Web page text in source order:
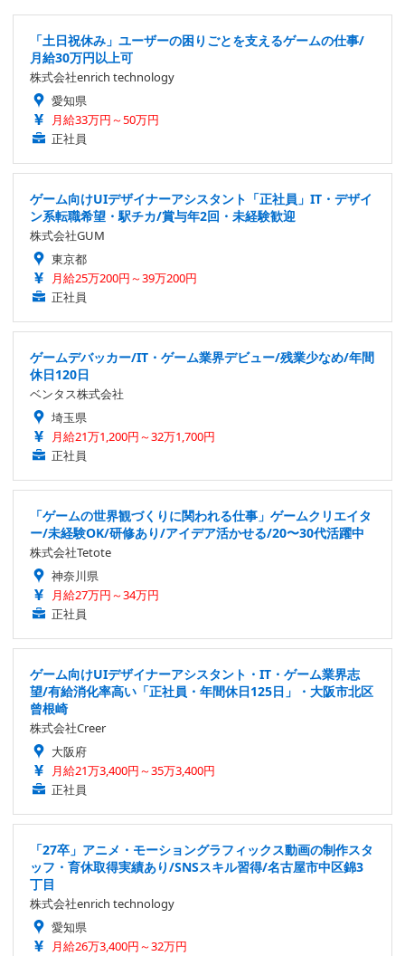
「土日祝休み」ユーザーの困りごとを支えるゲームの仕事/
月給30万円以上可
株式会社enrich technology
愛知県
月給33万円～50万円
正社員
ゲーム向けUIデザイナーアシスタント「正社員」IT・デザイ
ン系転職希望・駅チカ/賞与年2回・未経験歓迎
株式会社GUM
東京都
月給25万200円～39万200円
正社員
ゲームデバッカー/IT・ゲーム業界デビュー/残業少なめ/年間
休日120日
ベンタス株式会社
埼玉県
月給21万1,200円～32万1,700円
正社員
「ゲームの世界観づくりに関われる仕事」ゲームクリエイタ
ー/未経験OK/研修あり/アイデア活かせる/20〜30代活躍中
株式会社Tetote
神奈川県
月給27万円～34万円
正社員
ゲーム向けUIデザイナーアシスタント・IT・ゲーム業界志
望/有給消化率高い「正社員・年間休日125日」・大阪市北区
曾根崎
株式会社Creer
大阪府
月給21万3,400円～35万3,400円
正社員
「27卒」アニメ・モーショングラフィックス動画の制作スタ
ッフ・育休取得実績あり/SNSスキル習得/名古屋市中区錦3
丁目
株式会社enrich technology
愛知県
月給26万3,400円～32万円